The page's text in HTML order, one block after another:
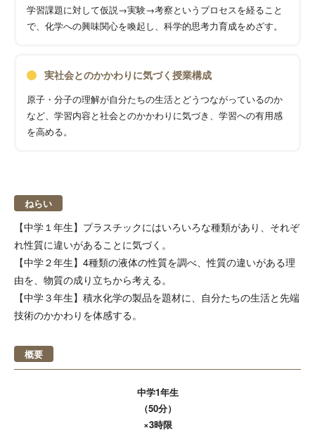
学習課題に対して仮説→実験→考察というプロセスを経ること
で、化学への興味関心を喚起し、科学的思考力育成をめざす。
実社会とのかかわりに気づく授業構成
原子・分子の理解が自分たちの生活とどうつながっているのか
など、学習内容と社会とのかかわりに気づき、学習への有用感
を高める。
ねらい
【中学１年生】プラスチックにはいろいろな種類があり、それぞ
れ性質に違いがあることに気づく。
【中学２年生】4種類の液体の性質を調べ、性質の違いがある理
由を、物質の成り立ちから考える。
【中学３年生】積水化学の製品を題材に、自分たちの生活と先端
技術のかかわりを体感する。
概要
中学1年生
（50分）
×3時限